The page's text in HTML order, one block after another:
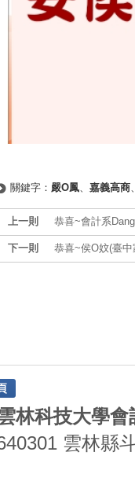
關鍵字： 嚴O鳳、 嘉義高商
上一則 恭喜~會計系
下一則 恭喜~侯O妏(臺
林科技大學
雲林縣